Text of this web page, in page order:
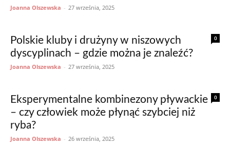
Joanna Olszewska - 27 września, 2025
0
Polskie kluby i drużyny w niszowych
dyscyplinach – gdzie można je znaleźć?
Joanna Olszewska - 27 września, 2025
0
Eksperymentalne kombinezony pływackie
– czy człowiek może płynąć szybciej niż
ryba?
Joanna Olszewska - 26 września, 2025